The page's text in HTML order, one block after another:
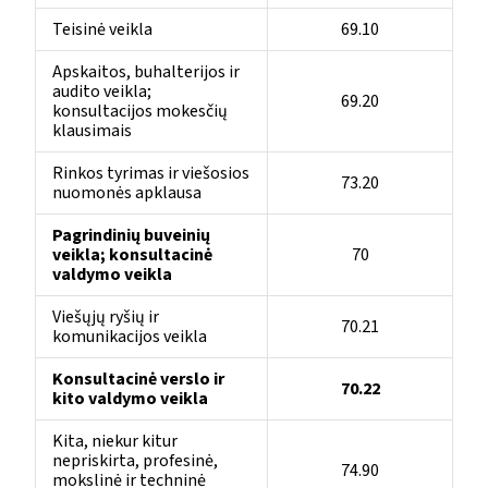
Teisinė veikla
69.10
Apskaitos, buhalterijos ir
audito veikla;
konsultacijos mokesčių
klausimais
69.20
Rinkos tyrimas ir viešosios
nuomonės apklausa
73.20
Pagrindinių buveinių
veikla; konsultacinė
valdymo veikla
70
Viešųjų ryšių ir
komunikacijos veikla
70.21
Konsultacinė verslo ir
kito valdymo veikla
70.22
Kita, niekur kitur
nepriskirta, profesinė,
mokslinė ir techninė
74.90